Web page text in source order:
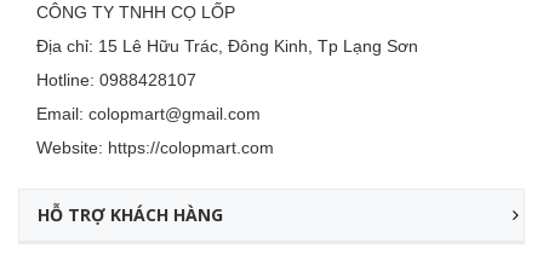
CÔNG TY TNHH CỌ LỐP
Địa chỉ: 15 Lê Hữu Trác, Đông Kinh, Tp Lạng Sơn
Hotline: 0988428107
Email: colopmart@gmail.com
Website: https://colopmart.com
HỖ TRỢ KHÁCH HÀNG